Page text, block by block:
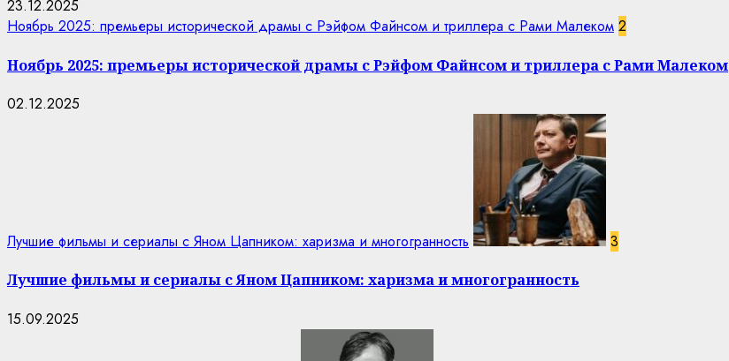
23.12.2025
Ноябрь 2025: премьеры исторической драмы с Рэйфом Файнсом и триллера с Рами Малеком 2
Ноябрь 2025: премьеры исторической драмы с Рэйфом Файнсом и триллера с Рами Малеком
02.12.2025
Лучшие фильмы и сериалы с Яном Цапником: харизма и многогранность 3
Лучшие фильмы и сериалы с Яном Цапником: харизма и многогранность
15.09.2025